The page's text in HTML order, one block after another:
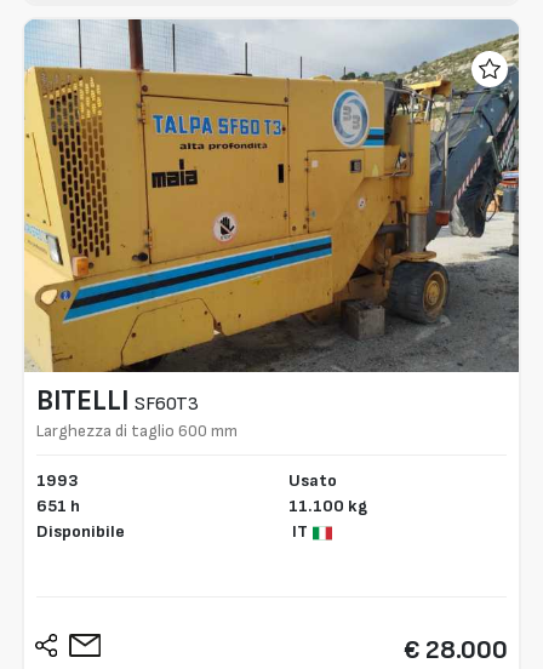
BITELLI SF60T3
Larghezza di taglio 600 mm
1993
651 h
Disponibile
Usato
11.100 kg
IT
€ 28.000